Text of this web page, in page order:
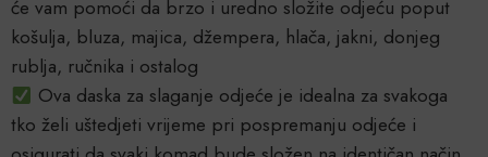
će vam pomoći da brzo i uredno složite odjeću poput
košulja, bluza, majica, džempera, hlača, jakni, donjeg
rublja, ručnika i ostalog
Ova daska za slaganje odjeće je idealna za svakoga
tko želi uštedjeti vrijeme pri pospremanju odjeće i